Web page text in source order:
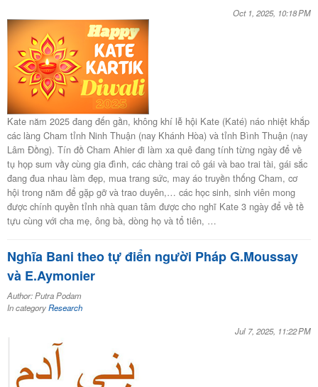
Oct 1, 2025, 10:18 PM
Kate năm 2025 đang đến gần, không khí lễ hội Kate (Katé) náo nhiệt khắp
các làng Cham tỉnh Ninh Thuận (nay Khánh Hòa) và tỉnh Bình Thuận (nay
Lâm Đồng). Tín đồ Cham Ahier đi làm xa quê đang tính từng ngày để về
tụ họp sum vầy cùng gia đình, các chàng trai cô gái và bao trai tài, gái sắc
đang đua nhau làm đẹp, mua trang sức, may áo truyền thống Cham, cơ
hội trong năm để gặp gỡ và trao duyên,… các học sinh, sinh viên mong
được chính quyền tỉnh nhà quan tâm được cho nghĩ Kate 3 ngày để về tề
tựu cùng với cha mẹ, ông bà, dòng họ và tổ tiên, …
Nghĩa Bani theo tự điển người Pháp G.Moussay
và E.Aymonier
Author: Putra Podam
In categoryResearch
Jul 7, 2025, 11:22 PM